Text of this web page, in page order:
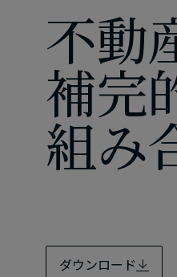
ナミックな​バリュー投資の​
不動
補完
組み
ダウンロード